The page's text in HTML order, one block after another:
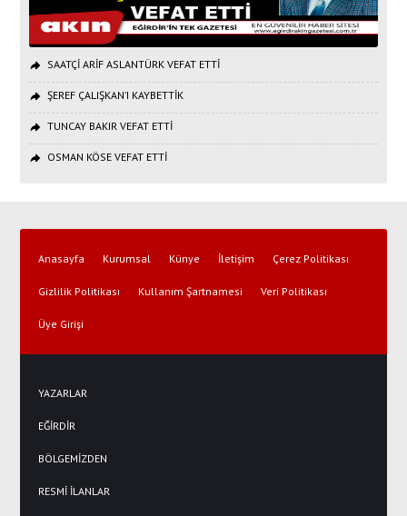
SAATÇİ ARİF ASLANTÜRK VEFAT ETTİ
ŞEREF ÇALIŞKAN’I KAYBETTİK
TUNCAY BAKIR VEFAT ETTİ
OSMAN KÖSE VEFAT ETTİ
Anasayfa Kurumsal Künye İletişim Çerez Politikası
Gizlilik Politikası Kullanım Şartnamesi Veri Politikası
Üye Girişi
YAZARLAR
EĞİRDİR
BÖLGEMİZDEN
RESMİ İLANLAR